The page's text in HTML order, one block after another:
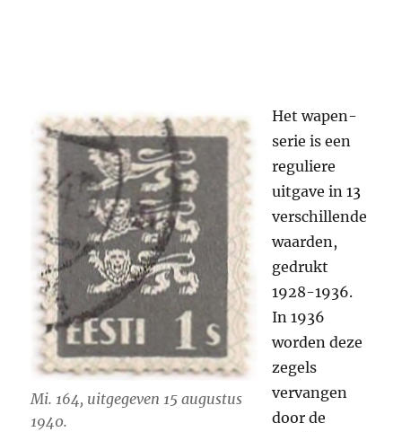
Mi. 164, uitgegeven 15 augustus
1940.
Het wapen-
serie is een
reguliere
uitgave in 13
verschillende
waarden,
gedrukt
1928-1936.
In 1936
worden deze
zegels
vervangen
door de